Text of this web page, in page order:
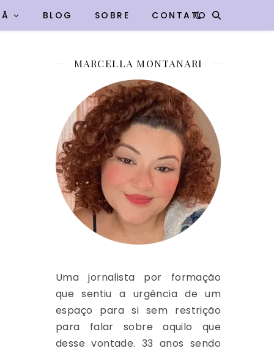
BLOG SOBRE CONTATO
MARCELLA MONTANARI
Uma jornalista por formação
que sentiu a urgência de um
espaço para si sem restrição
para falar sobre aquilo que
desse vontade. 33 anos sendo